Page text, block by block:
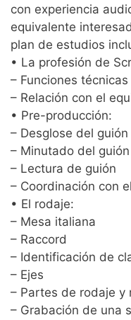
con experiencia
equivalente
plan de estudios
• La profesión de
– Funciones técnicas
– Relación con el
• Pre-producción:
– Desglose del guión
– Minutado del guión
– Lectura de guión
– Coordinación con
• El rodaje:
– Mesa italiana
– Raccord
– Identificación de
– Ejes
– Partes de rodaje y
– Grabación de una